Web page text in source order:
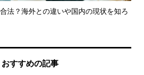
法？海外との違いや国内の現状を知ろ
おすすめの記事